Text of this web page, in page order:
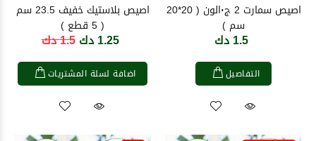
اصيص سمارت 2 ج٠الون ( 20*20
سم )
1.5 دك
التفاصيل
اصيص بلاستيك خفيف 23.5 سم
( 5 قطع )
1.25 دك 1.5 دك
اضافة لسلة المشتريات